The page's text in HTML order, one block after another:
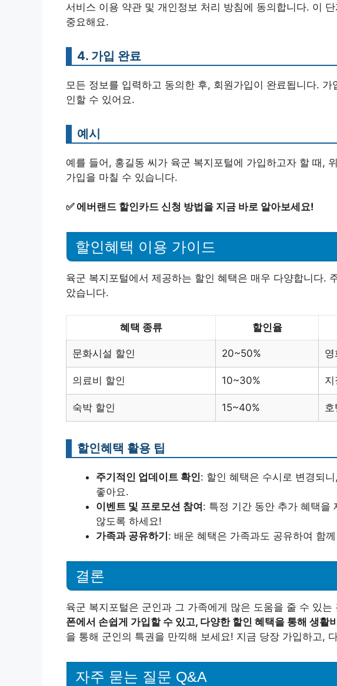
서비스 이용 약관 및 개인정보 처리 방침에 동의합니다. 이
중요해요.
4. 가입 완료
모든 정보를 입력하고 동의한 후, 회원가입이 완료됩니다.
인할 수 있어요.
예시
예를 들어, 홍길동 씨가 육군 복지포털에 가입하고자 할 때,
가입을 마칠 수 있습니다.
✅ 에버랜드 할인카드 신청 방법을 지금 바로 알아보세요!
할인혜택 이용 가이드
육군 복지포털에서 제공하는 할인 혜택은 매우 다양합니다.
았습니다.
혜택 종류 할인율
문화시설 할인 20~50%
의료비 할인 10~30%
숙박 할인 15~40%
할인혜택 활용 팁
주기적인 업데이트 확인: 할인 혜택은 수시로 변경되
좋아요.
이벤트 및 프로모션 참여 : 특정 기간 동안 추가 혜택을
않도록 하세요!
가족과 공유하기 : 배운 혜택은 가족과도 공유하여 함
결론
육군 복지포털은 군인과 그 가족에게 많은 도움을 줄 수 있는
폰에서 손쉽게 가입할 수 있고, 다양한 할인 혜택을 통해 생활
을 통해 군인의 특권을 만끽해 보세요! 지금 당장 가입하고,
자주 묻는 질문 Q&A